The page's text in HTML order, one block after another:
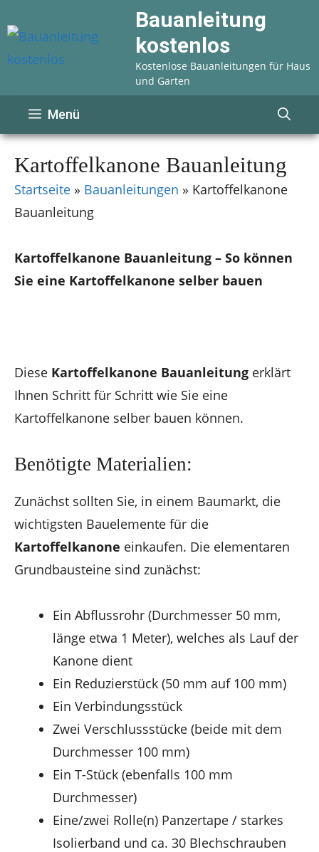
Inhalt
springen
Bauanleitung
kostenlos
Kostenlose Bauanleitungen für Haus
und Garten
Menü
Kartoffelkanone Bauanleitung
Startseite » Bauanleitungen » Kartoffelkanone
Bauanleitung
Kartoffelkanone Bauanleitung – So können
Sie eine Kartoffelkanone selber bauen
Diese Kartoffelkanone Bauanleitung erklärt
Ihnen Schritt für Schritt wie Sie eine
Kartoffelkanone selber bauen können.
Benötigte Materialien:
Zunächst sollten Sie, in einem Baumarkt, die
wichtigsten Bauelemente für die
Kartoffelkanone einkaufen. Die elementaren
Grundbausteine sind zunächst:
Ein Abflussrohr (Durchmesser 50 mm,
länge etwa 1 Meter), welches als Lauf der
Kanone dient
Ein Reduzierstück (50 mm auf 100 mm)
Ein Verbindungsstück
Zwei Verschlussstücke (beide mit dem
Durchmesser 100 mm)
Ein T-Stück (ebenfalls 100 mm
Durchmesser)
Eine/zwei Rolle(n) Panzertape / starkes
Isolierband und ca. 30 Blechschrauben